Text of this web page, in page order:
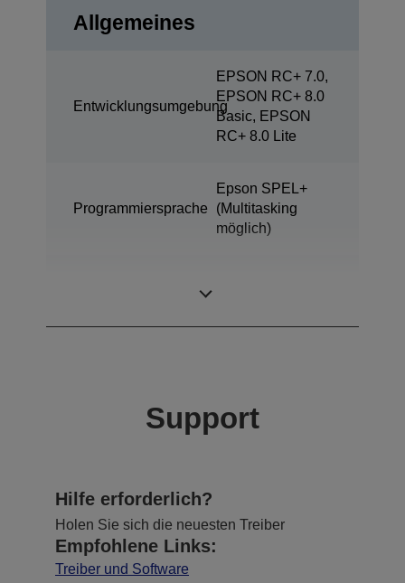
Allgemeines
Entwicklungsumgebung
EPSON RC+ 7.0,
EPSON RC+ 8.0
Basic, EPSON
RC+ 8.0 Lite
Programmiersprache
Epson SPEL+
(Multitasking
möglich)
Support
Hilfe erforderlich?
Holen Sie sich die neuesten Treiber
Empfohlene Links:
Treiber und Software